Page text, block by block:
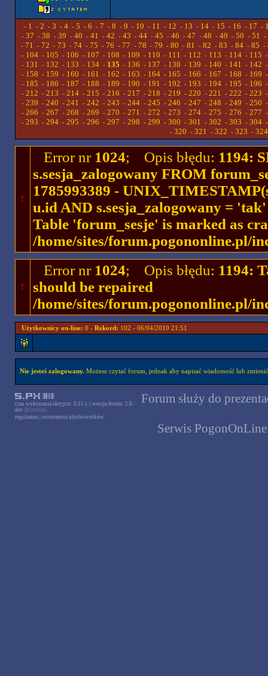
- 1 - 2 - 3 - 4 - 5 - 6 - 7 - 8 - 9 - 10 - 11 - 12 - 13 - 14 - 15 - 16 - 17 -
- 37 - 38 - 39 - 40 - 41 - 42 - 43 - 44- 45 - 46 - 47 - 48 - 49 - 50 - 51 -
- 71 - 72 - 73 - 74 - 75 - 76 - 77 - 78 - 79 - 80 - 81 - 82 - 83 - 84 - 85 -
- 104- 105 - 106 - 107 - 108 - 109 - 110 - 111 - 112 - 113 - 114- 115
- 131 - 132 - 133 - 134- 135 - 136 - 137 - 138 - 139 - 140 - 141 - 142
- 158 - 159 - 160 - 161 - 162 - 163 - 164- 165 - 166 - 167 - 168 - 169
- 185 - 186 - 187 - 188 - 189 - 190 - 191 - 192 - 193 - 194- 195 - 196
- 212 - 213 - 214- 215 - 216 - 217 - 218 - 219 - 220 - 221 - 222 - 223
- 239 - 240 - 241 - 242 - 243 - 244- 245 - 246 - 247 - 248 - 249 - 250
- 266 - 267 - 268 - 269 - 270 - 271 - 272 - 273 - 274- 275 - 276 - 277
- 293 - 294- 295 - 296 - 297 - 298 - 299 - 300 - 301 - 302 - 303 - 304
- 320 - 321 - 322 - 323 - 324
!
Error nr 1024; Opis błędu: 1194:
s.sesja_zalogowany FROM
1785993389 -
u.id AND s.sesja_zalogowany =
Table 'forum_sesje' is marked as
/home/sites/forum.pogononline.pl/
!
Error nr 1024; Opis błędu: 1194:
should be repaired
/home/sites/forum.pogononline.pl/
Użytkownicy on-line: 0 - Rekord: 102 - 06/04/2010 21:51
Nie jesteś zalogowany.Możesz czytać forum, jednak aby napisać wiadomość lub
czas wykonania skryptu: 0.51 s. | wersja forum: 2.0-
dev [historia]
regulamin
ostrzeżenia użytkowników
Forum służy do
Serwis